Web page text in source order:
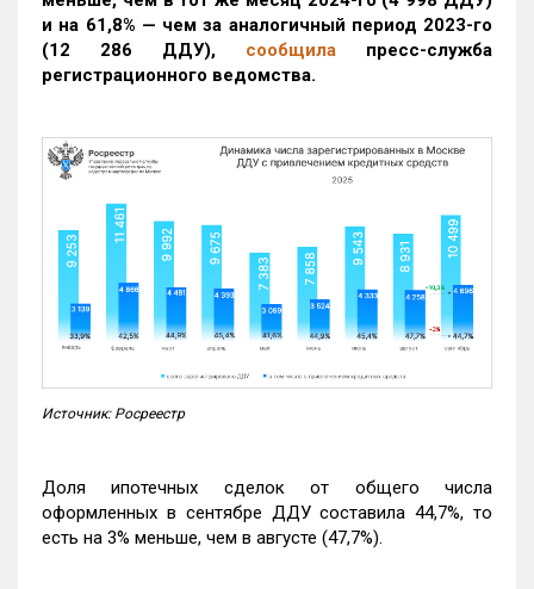
и на 61,8% — чем за аналогичный период 2023-го
(12 286 ДДУ), сообщила пресс-служба
регистрационного ведомства.
Источник: Росреестр
Доля ипотечных сделок от общего числа
оформленных в сентябре ДДУ составила 44,7%, то
есть на 3% меньше, чем в августе (47,7%).